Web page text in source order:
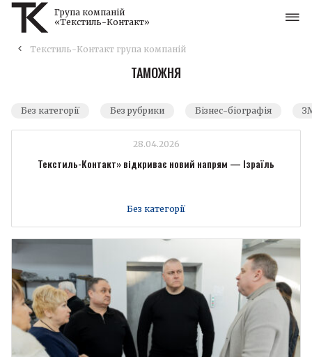
Група компаній
«Текстиль-Контакт»
Текстиль-Контакт група компаній
ТАМОЖНЯ
Без категорії Без рубрики Бізнес-біографія
28.04.2026
Текстиль-Контакт» відкриває новий напрям — Ізраїль
Без категорії